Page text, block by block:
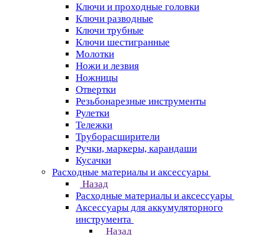
Ключи и проходные головки
Ключи разводные
Ключи трубные
Ключи шестигранные
Молотки
Ножи и лезвия
Ножницы
Отвертки
Резьбонарезные инструменты
Рулетки
Тележки
Труборасширители
Ручки, маркеры, карандаши
Кусачки
Расходные материалы и аксессуары
Назад
Расходные материалы и аксессуары
Аксессуары для аккумуляторного
инструмента
Назад